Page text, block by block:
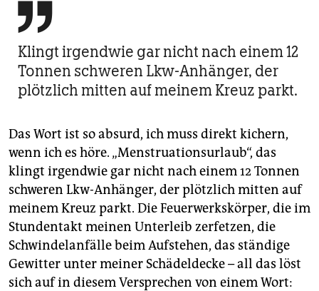

Klingt irgendwie gar nicht nach einem 12
Tonnen schweren Lkw-Anhänger, der
plötzlich mitten auf meinem Kreuz parkt.
Das Wort ist so absurd, ich muss direkt kichern,
wenn ich es höre. „Menstruationsurlaub“, das
klingt irgendwie gar nicht nach einem 12 Tonnen
schweren Lkw-Anhänger, der plötzlich mitten auf
meinem Kreuz parkt. Die Feuerwerkskörper, die im
Stundentakt meinen Unterleib zerfetzen, die
Schwindelanfälle beim Aufstehen, das ständige
Gewitter unter meiner Schädeldecke – all das löst
sich auf in diesem Versprechen von einem Wort: